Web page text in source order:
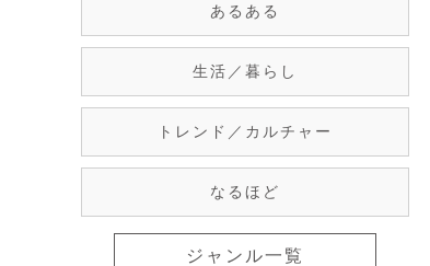
あるある
生活／暮らし
トレンド／カルチャー
なるほど
ジャンル一覧